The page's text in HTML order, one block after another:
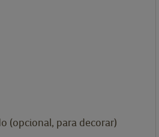
(opcional, para decorar)